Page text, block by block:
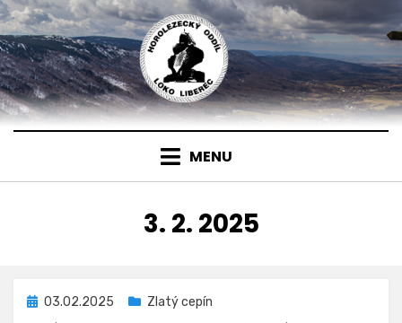
Přejít
k
obsahu
MENU
DEN
:
3. 2. 2025
Zveřejněno
03.02.2025 Zlatý cepín